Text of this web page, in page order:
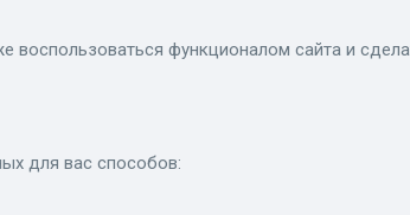
функционалом сайта и
для вас способов: